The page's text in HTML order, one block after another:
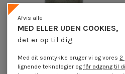
Vis m-hastighed M6X16 hoved
Firkantet 10X10 EP3.5 Rustfrit stål
inkl. moms
MED ELLER UDEN COOKIES,
det er op til dig
Afvis alle
Med dit samtykke bruger vi og vores 2
lignende teknologier ogfår adgang til